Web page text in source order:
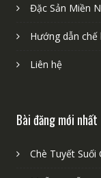
Đặc Sản Miền
Hướng dẫn
Liên hệ
Bài đăng mới nhất
Chè Tuyết Suối